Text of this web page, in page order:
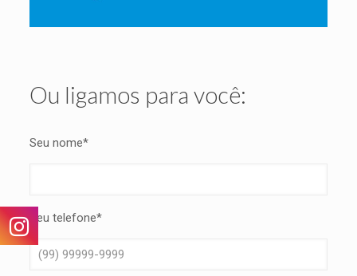
Ou ligamos para você:
Seu nome*
Seu telefone*